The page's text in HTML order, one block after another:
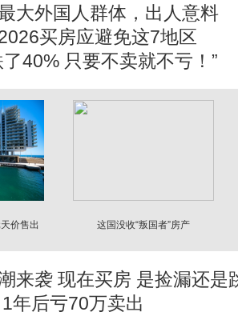
大外国人群体，出人意料
买房应避免这7地区
40% 只要不卖就不亏！”
价售出
这国没收“叛国者”房产
来袭 现在买房 是捡漏还是
年后亏70万卖出